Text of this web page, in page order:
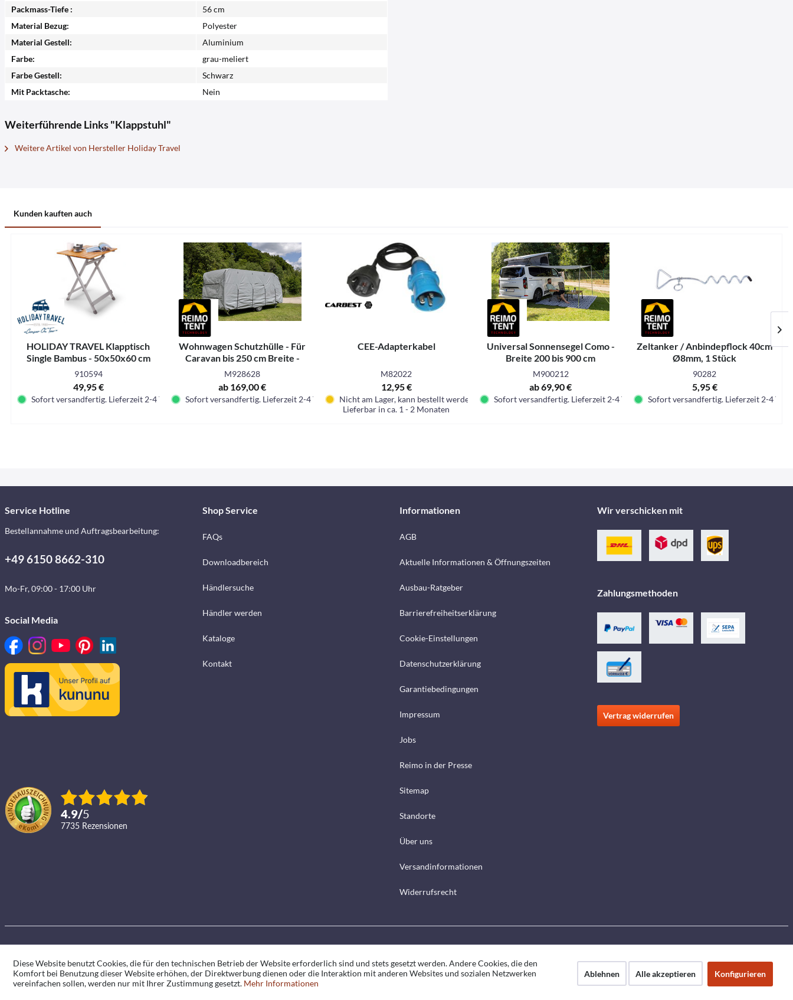
Packmass-Tiefe :
56 cm
Material Bezug:
Polyester
Material Gestell:
Aluminium
Farbe:
grau-meliert
Farbe Gestell:
Schwarz
Mit Packtasche:
Nein
Weiterführende Links "Klappstuhl"
Weitere Artikel von Hersteller Holiday Travel
Kunden kauften auch
HOLIDAY TRAVEL Klapptisch
Single Bambus - 50x50x60 cm
910594
49,95 €
Sofort versandfertig. Lieferzeit 2-4 Tage.
Wohnwagen Schutzhülle - Für
Caravan bis 250 cm Breite -
Verschiedene Größen
M928628
ab 169,00 €
Sofort versandfertig. Lieferzeit 2-4 Tage.
CEE-Adapterkabel
M82022
12,95 €
Nicht am Lager, kann bestellt werden
Lieferbar in ca. 1 - 2 Monaten
Universal Sonnensegel Como -
Breite 200 bis 900 cm
M900212
ab 69,90 €
Sofort versandfertig. Lieferzeit 2-4 Tage.
Zeltanker / Anbindepflock 40cm
Ø8mm, 1 Stück
90282
5,95 €
Sofort versandfertig. Lieferzeit 2-4 Tage.
Service Hotline
Bestellannahme und Auftragsbearbeitung:
+49 6150 8662-310
Mo-Fr, 09:00 - 17:00 Uhr
Social Media
4.9/5
7735 Rezensionen
Shop Service
FAQs
Downloadbereich
Händlersuche
Händler werden
Kataloge
Kontakt
Informationen
AGB
Aktuelle Informationen & Öffnungszeiten
Ausbau-Ratgeber
Barrierefreiheitserklärung
Cookie-Einstellungen
Datenschutzerklärung
Garantiebedingungen
Impressum
Jobs
Reimo in der Presse
Sitemap
Standorte
Über uns
Versandinformationen
Widerrufsrecht
Wir verschicken mit
Zahlungsmethoden
Vertrag widerrufen
Diese Website benutzt Cookies, die für den technischen Betrieb der Website erforderlich sind und stets gesetzt werden. Andere Cookies, die den
Komfort bei Benutzung dieser Website erhöhen, der Direktwerbung dienen oder die Interaktion mit anderen Websites und sozialen Netzwerken
vereinfachen sollen, werden nur mit Ihrer Zustimmung gesetzt. Mehr Informationen
Ablehnen Alle akzeptieren Konfigurieren